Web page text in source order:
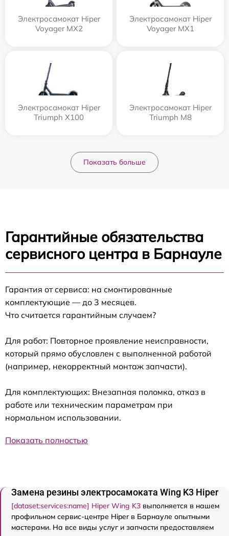
Электросамокат Hiper
Voyager MX2
Электросамокат Hiper
Voyager MX1
Электросамокат Hiper
Triumph X100
Электросамокат Hiper
Triumph M8
Показать больше
Гарантийные обязательства
сервисного центра в Барнауле
Гарантия от сервиса: на смонтированные
комплектующие — до 3 месяцев.
Что считается гарантийным случаем?
Для работ: Повторное проявление неисправности,
который прямо обусловлен с выполненной работой
(например, некорректный монтаж запчасти).
Для комплектующих: Внезапная поломка, отказ в
работе или техническим параметрам при
нормальном использовании.
Показать полностью
Замена резины электросамоката Wing K3 Hiper
[dataset:services:name] Hiper Wing K3 выполняется в нашем
профильном сервис-центре Hiper в Барнауле опытными
мастерами. На все виды услуг и запчасти предоставляем